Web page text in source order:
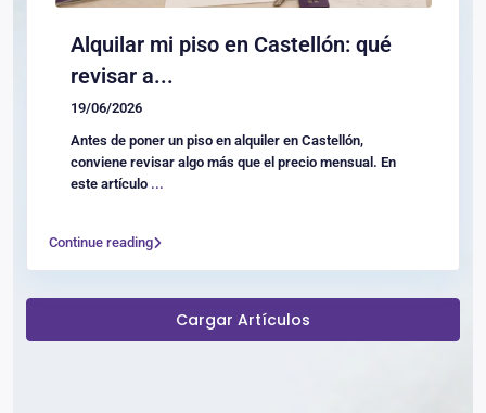
Alquilar mi piso en Castellón: qué
revisar a...
19/06/2026
Antes de poner un piso en alquiler en Castellón,
conviene revisar algo más que el precio mensual. En
este artículo ...
Continue reading
Cargar Artículos